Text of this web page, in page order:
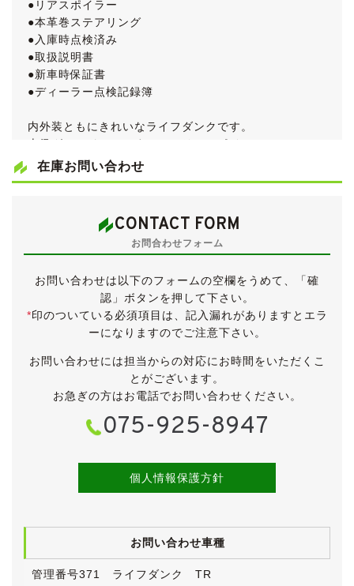
●リアスポイラー
●本革巻ステアリング
●入庫時点検済み
●取扱説明書
●新車時保証書
●ディーラー点検記録簿
内外装ともにきれいなライフダンクです。
上級グレードＴＲですので、リアスポイラー・アルミホ
イール・プライバシーガラス・本革巻ステアリング・オ
ートエアコン等が装備されます。
７月まで付いた状態でのお渡しです。
車検取得にかかりました費用は車体価格に含まれてお
い。
《外装》
ソリッドホワイトではなく、ブリリアントホワイトパー
中古車ですので小傷・薄傷・小凹・補修跡など探せば見
つかりますが、大きく目立つものはございません。
ボディにはまだ艶が残っており、ヘッドランプレンズも
かなりクリアで、年式や走行距離を感じさせないきれい
な外装です。
アルミホイールは純正の13インチです。
品に交換しました(ブリヂストン・ネクストリー)。
《内装》
小傷や薄汚れなど若干の使用感はございますが、全体的
在庫お問い合わせ
CONTACT FORM
お問合わせフォーム
お問い合わせは以下のフォームの空欄をうめて、「確
認」ボタンを押して下さい。
*印のついている必須項目は、記入漏れがありますとエラ
ーになりますのでご注意下さい。
お問い合わせには担当からの対応にお時間をいただくこ
とがございます。
お急ぎの方はお電話でお問い合わせください。
075-925-8947
個人情報保護方針
お問い合わせ車種
管理番号371 ライフダンク TR